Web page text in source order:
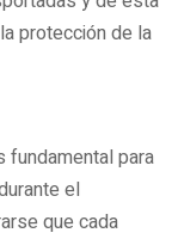
protección de la
fundamental para
el
que cada